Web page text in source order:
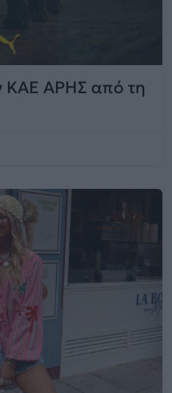
ΚΑΕ ΑΡΗΣ από τη